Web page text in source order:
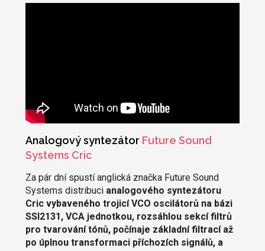
Analogový syntezátor Future Sound
Systems Cric
Za pár dní spustí anglická značka Future Sound
Systems distribuci analogového syntezátoru
Cric vybaveného trojicí VCO oscilátorů na bázi
SSI2131, VCA jednotkou, rozsáhlou sekcí filtrů
pro tvarování tónů, počínaje základní filtrací až
po úplnou transformaci příchozích signálů, a